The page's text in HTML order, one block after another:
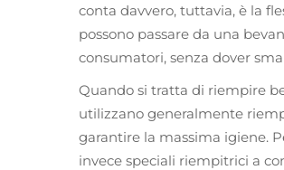
conta davvero, tuttavia, è la
possono passare da una
consumatori, senza dover
Quando si tratta di riempire
utilizzano generalmente
garantire la massima igiene.
invece speciali riempitrici a